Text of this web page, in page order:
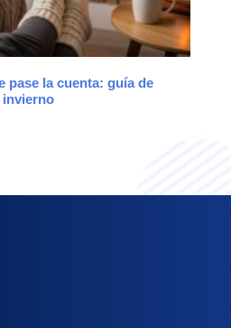
pase la cuenta: guía de
invierno